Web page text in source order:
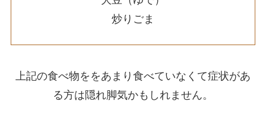
炒りごま
上記の食べ物ををあまり食べていなくて症状があ
る方は隠れ脚気かもしれません。